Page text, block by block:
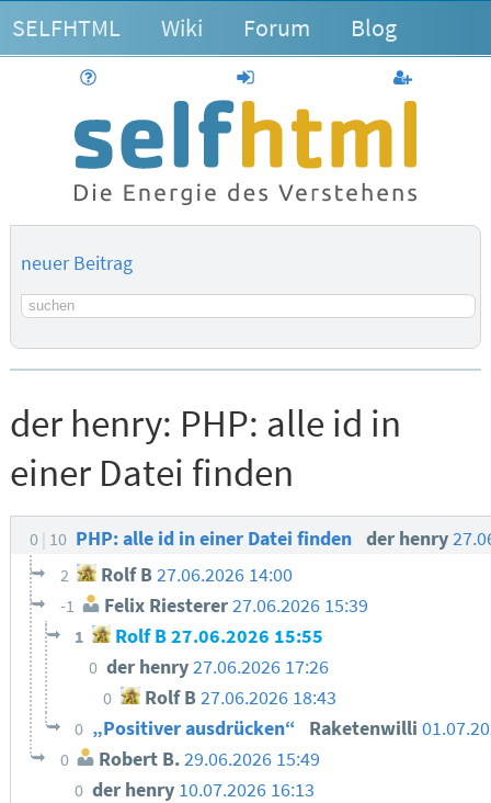
SELFHTML Wiki Forum Blog
anmelden
neuer Beitrag
Suchbegriff
der henry: PHP: alle id in
einer Datei finden
0 10 PHP: alle id in einer Datei finden der henry
2 Rolf B27.06.2026 14:00
-1 Felix Riesterer27.06.2026 15:39
1 Rolf B27.06.2026 15:55
0 der henry27.06.2026 17:26
0 Rolf B27.06.2026 18:43
0 „Positiver ausdrücken“ Raketenwilli
0 Robert B.29.06.2026 15:49
0 der henry 10.07.2026 16:13